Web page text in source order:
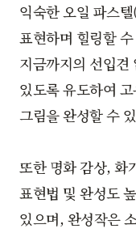
익숙한 오일 파스
표현하며 힐링할
지금까지의 선입견
있도록 유도하여
그림을 완성할 수
또한 명화 감상, 화
표현법 및 완성도
있으며, 완성작은